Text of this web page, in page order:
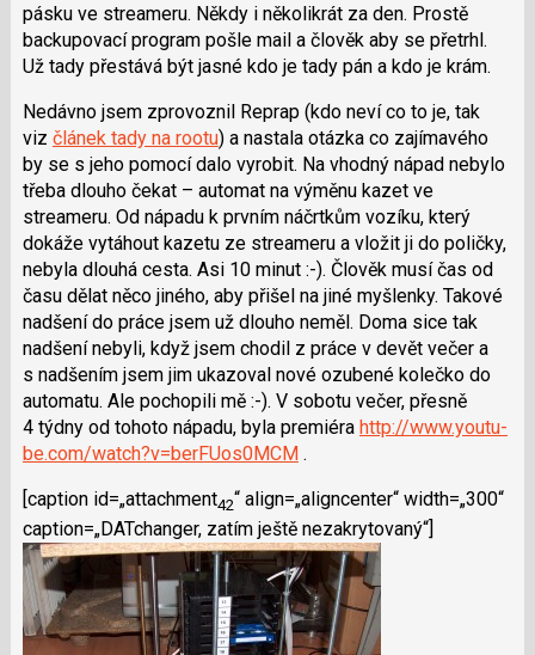
pásku ve streameru. Někdy i několikrát za den. Prostě
backupovací program pošle mail a člověk aby se přetrhl.
Už tady přestává být jasné kdo je tady pán a kdo je krám.
Nedávno jsem zprovoznil Reprap (kdo neví co to je, tak
viz článek tady na rootu) a nastala otázka co zajímavého
by se s jeho pomocí dalo vyrobit. Na vhodný nápad nebylo
třeba dlouho čekat – automat na výměnu kazet ve
streameru. Od nápadu k prvním náčrtkům vozíku, který
dokáže vytáhout kazetu ze streameru a vložit ji do poličky,
nebyla dlouhá cesta. Asi 10 minut :-). Člověk musí čas od
času dělat něco jiného, aby přišel na jiné myšlenky. Takové
nadšení do práce jsem už dlouho neměl. Doma sice tak
nadšení nebyli, když jsem chodil z práce v devět večer a
s nadšením jsem jim ukazoval nové ozubené kolečko do
automatu. Ale pochopili mě :-). V sobotu večer, přesně
4 týdny od tohoto nápadu, byla premiéra http://www.youtu­
be.com/watch?v=berFUos0MCM.
[caption id=„attachment42“ align=„aligncenter“ width=„300“
caption=„DATchanger, zatím ještě nezakrytovaný“]